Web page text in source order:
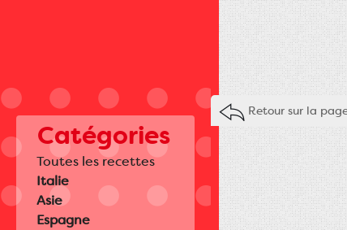
Catégories
Toutes les recettes
Italie
Asie
Espagne
Retour sur la